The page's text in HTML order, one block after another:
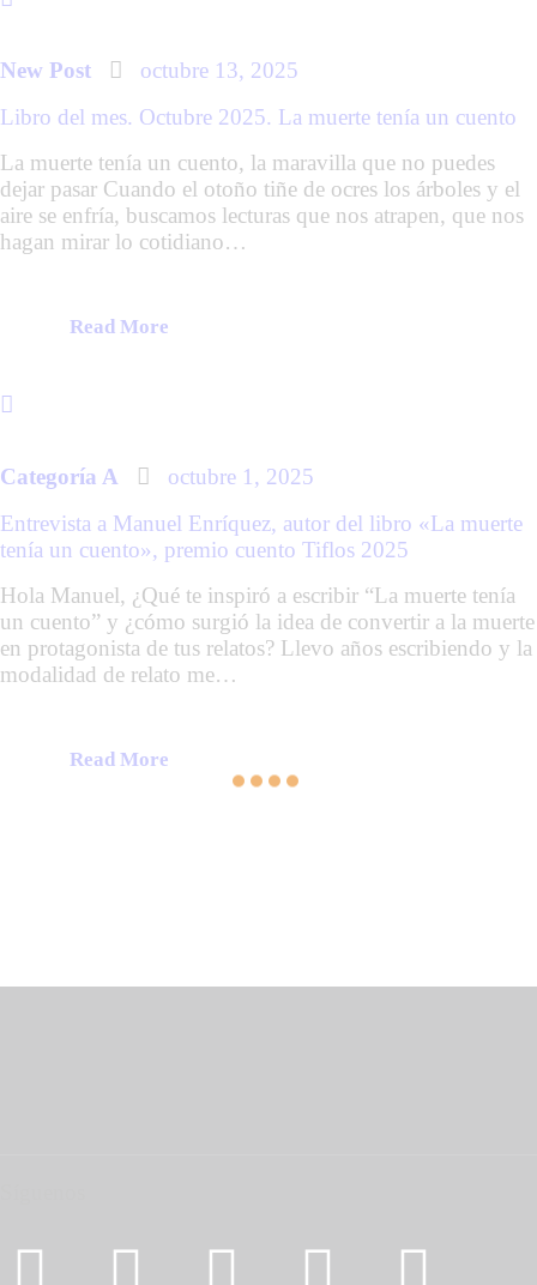
New Post
octubre 13, 2025
Libro del mes. Octubre 2025. La muerte tenía un cuento
La muerte tenía un cuento, la maravilla que no puedes
dejar pasar Cuando el otoño tiñe de ocres los árboles y el
aire se enfría, buscamos lecturas que nos atrapen, que nos
hagan mirar lo cotidiano…
Read More
Categoría A
octubre 1, 2025
Entrevista a Manuel Enríquez, autor del libro «La muerte
tenía un cuento», premio cuento Tiflos 2025
Hola Manuel, ¿Qué te inspiró a escribir “La muerte tenía
un cuento” y ¿cómo surgió la idea de convertir a la muerte
en protagonista de tus relatos? Llevo años escribiendo y la
modalidad de relato me…
Read More